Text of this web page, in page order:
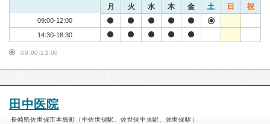
月 火 水 木 金 土 日 祝
09:00-12:00
14:30-18:30
09:00-13:00
田中医院
長崎県佐世保市本島町（中佐世保駅、佐世保中央駅、佐世保駅）